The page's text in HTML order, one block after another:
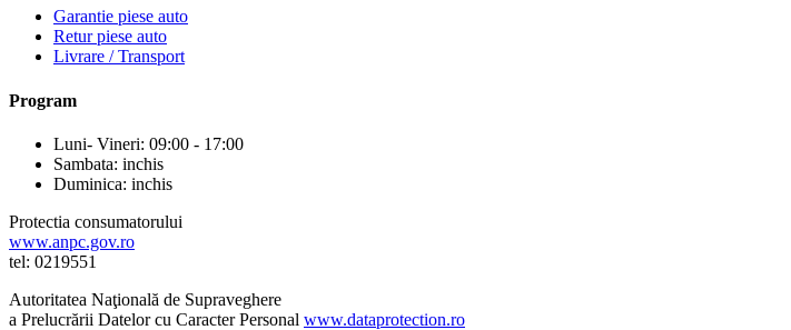
Garantie piese auto
Retur piese auto
Livrare / Transport
Program
Luni- Vineri: 09:00 - 17:00
Sambata: inchis
Duminica: inchis
Protectia consumatorului
www.anpc.gov.ro
tel: 0219551
Autoritatea Naţională de Supraveghere
a Prelucrării Datelor cu Caracter Personal www.dataprotection.ro